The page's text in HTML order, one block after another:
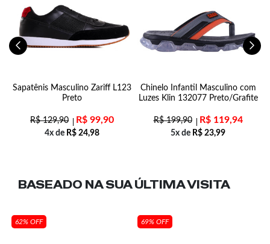
Sapatênis Masculino Zariff L123
Preto
R$129,90 R$ 99,90
4x de R$ 24,98
Chinelo Infantil Masculino com
Luzes Klin 132077 Preto/Grafite
R$199,90 R$119,94
5x de R$ 23,99
BASEADO NA SUAÚLTIMA VISITA
62% OFF 69% OFF